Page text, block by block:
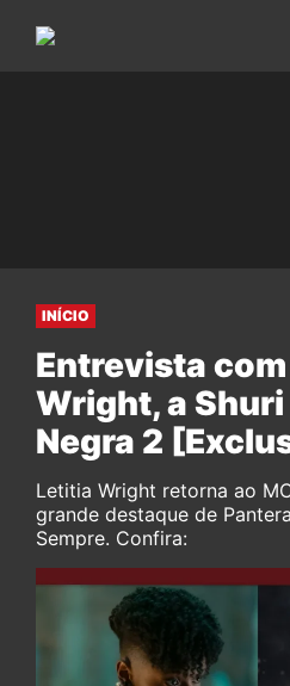
INÍCIO
Entrevista
Wright, a Shuri
Negra 2
Letitia Wright retorna ao
grande destaque de
Sempre. Confira: